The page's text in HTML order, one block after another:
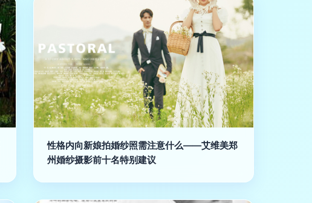
性格内向新娘拍婚纱照需注意什么——艾维美郑
州婚纱摄影前十名特别建议